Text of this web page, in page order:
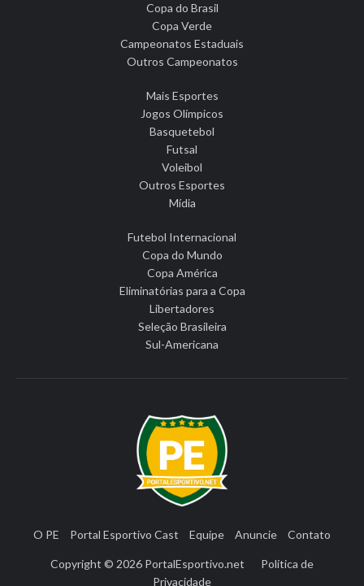
Copa do Brasil
Copa Verde
Campeonatos Estaduais
Outros Campeonatos
Mais Esportes
Jogos Olímpicos
Basquetebol
Futsal
Voleibol
Outros Esportes
Mídia
Futebol Internacional
Copa do Mundo
Copa América
Eliminatórias para a Copa
Libertadores
Seleção Brasileira
Sul-Americana
O PE Portal Esportivo Cast Equipe Anuncie Contato
Copyright © 2026 PortalEsportivo.net
Política de
Privacidade